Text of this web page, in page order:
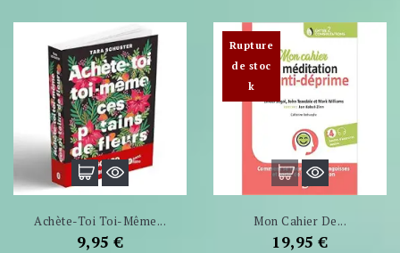
Achète-Toi Toi-Même...
Prix
9,95 €
Rupture
de stoc
k
Mon Cahier De...
Prix
19,95 €